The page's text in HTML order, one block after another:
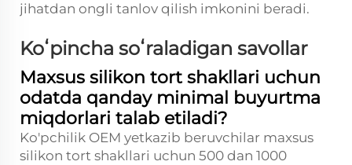
jihatdan ongli tanlov qilish imkonini beradi.
Koʻpincha soʻraladigan savollar
Maxsus silikon tort shakllari uchun
odatda qanday minimal buyurtma
miqdorlari talab etiladi?
Ko'pchilik OEM yetkazib beruvchilar maxsus
silikon tort shakllari uchun 500 dan 1000